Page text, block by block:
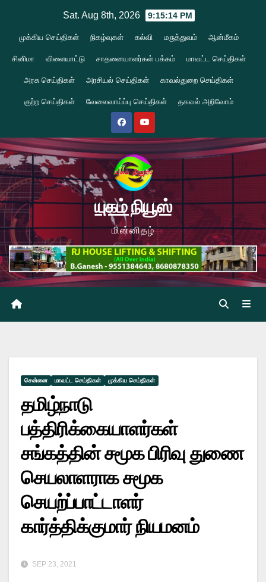
content
Sat. Aug 8th, 2026 9:15:14 PM
முக்கிய செய்திகள் நிகழ்வுகள் கல்வி மருத்துவம் ஆன்மீகம்
சினிமா விளையாட்டு சாதனையாளர்கள் பக்கம் மாவட்ட செய்திகள்
அரசு செய்திகள் அரசியல் செய்திகள் காவல்துறை செய்திகள்
குற்ற செய்திகள் வேலைவாய்ப்பு செய்திகள் தகவல் அறிவோம்
யுகம் நியூஸ்
மின்னிதழ்
சென்னை மாவட்ட செய்திகள் முக்கிய செய்திகள்
தமிழ்நாடு
பத்திரிக்கையாளர்கள்
சங்கத்தின் சமூக பிரிவு துணை
செயலாளராக சமூக
செயற்ப்பாட்டாளர்
கார்த்திக்குமார் நியமனம்
SEP 23, 2021